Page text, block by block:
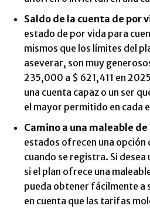
Saldo de la cuenta de por
estado de por vida para
mismos que los límites del
aseverar, son muy
235,000 a $ 621,411 en
una cuenta capaz o un ser
el mayor permitido en cada
Camino a una maleable
estados ofrecen una opción
cuando se registra. Si
si el plan ofrece una
pueda obtener fácilmente a
en cuenta que las tarifas